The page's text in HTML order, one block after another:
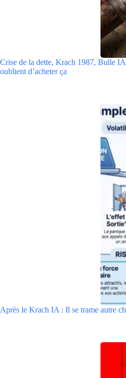
Crise de la dette, Krach 1987, Bulle
oublient d’acheter ça
Après le Krach IA : Il se trame autre